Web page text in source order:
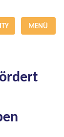
MENÜ